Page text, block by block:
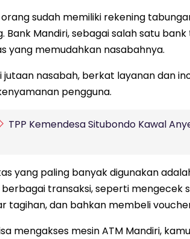
sudah memiliki rekening
Bank Mandiri, sebagai salah satu
yang memudahkan nasabahnya.
jutaan nasabah, berkat layanan dan
pengguna.
TPP Kemendesa Situbondo Kawal
yang paling banyak digunakan
transaksi, seperti mengecek
tagihan, dan bahkan membeli
mengakses mesin ATM Mandiri,